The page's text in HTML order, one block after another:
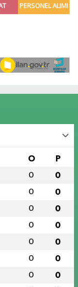
O P
0 0
0 0
0 0
0 0
0 0
0 0
0 0